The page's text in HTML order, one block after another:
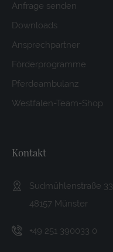
Anfrage senden
Downloads
Ansprechpartner
Förderprogramme
Pferdeambulanz
Westfalen-Team-Shop
Kontakt
Sudmühlenstraße 33
48157 Münster
+49 251 390033 0